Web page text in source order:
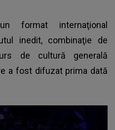
format internaţional
inedit, combinaţie de
de cultură generală
a fost difuzat prima dată